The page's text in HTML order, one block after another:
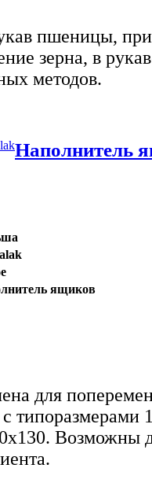
пшеницы,
зерна, в
методов.
Наполнитель
ящиков
для
типоразмерами
Возможны